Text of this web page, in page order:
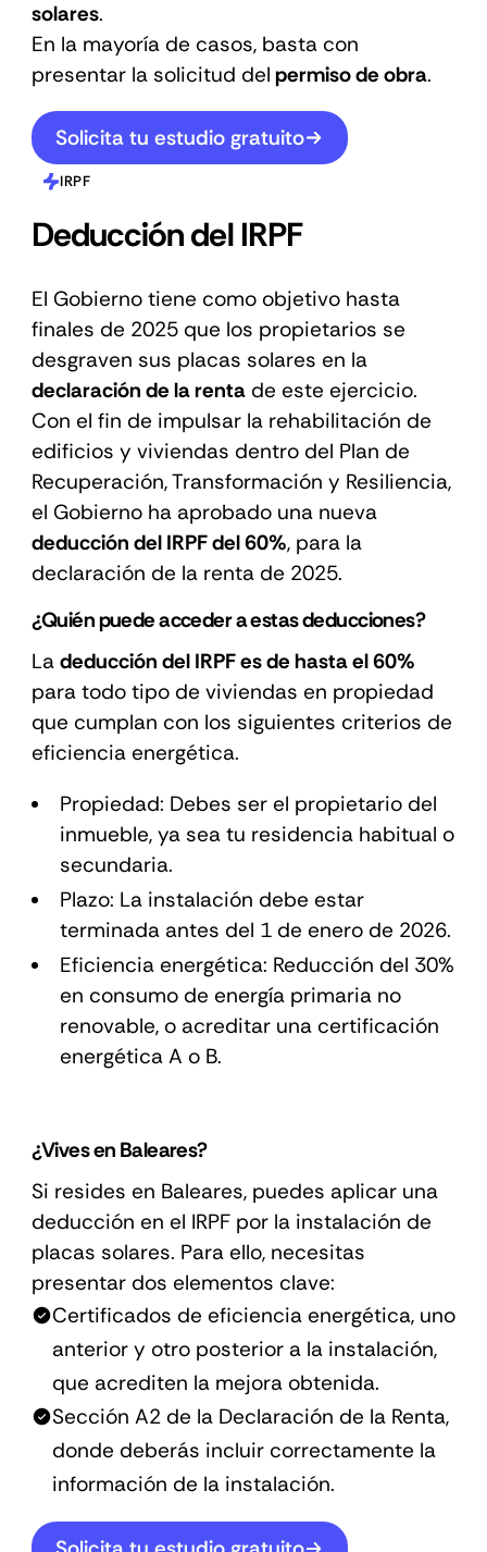
solares.
En la mayoría de casos, basta con
presentar la solicitud del permiso de obra.
Solicita tu estudio gratuito
IRPF
Deducción del IRPF
El Gobierno tiene como objetivo hasta
finales de 2025 que los propietarios se
desgraven sus placas solares en la
declaración de la rentade este ejercicio.
Con el fin de impulsar la rehabilitación de
edificios y viviendas dentro del Plan de
Recuperación, Transformación y Resiliencia,
el Gobierno ha aprobado una nueva
deducción del IRPF del 60%, para la
declaración de la renta de 2025.
¿Quién puede acceder a estas deducciones?
La deducción del IRPF es de hasta el 60%
para todo tipo de viviendas en propiedad
que cumplan con los siguientes criterios de
eficiencia energética.
Propiedad: Debes ser el propietario del
inmueble, ya sea tu residencia habitual o
secundaria.
Plazo: La instalación debe estar
terminada antes del 1 de enero de 2026.
Eficiencia energética: Reducción del 30%
en consumo de energía primaria no
renovable, o acreditar una certificación
energética A o B.
¿Vives en Baleares?
Si resides en Baleares, puedes aplicar una
deducción en el IRPF por la instalación de
placas solares. Para ello, necesitas
presentar dos elementos clave:
Certificados de eficiencia energética, uno
anterior y otro posterior a la instalación,
que acrediten la mejora obtenida.
Sección A2 de la Declaración de la Renta,
donde deberás incluir correctamente la
información de la instalación.